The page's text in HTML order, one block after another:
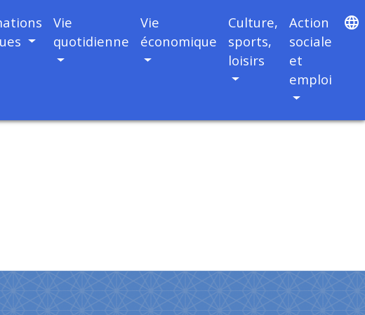
Vie
quotidienne
Vie
économique
Culture,
sports,
loisirs
Action
sociale
et
emploi
language